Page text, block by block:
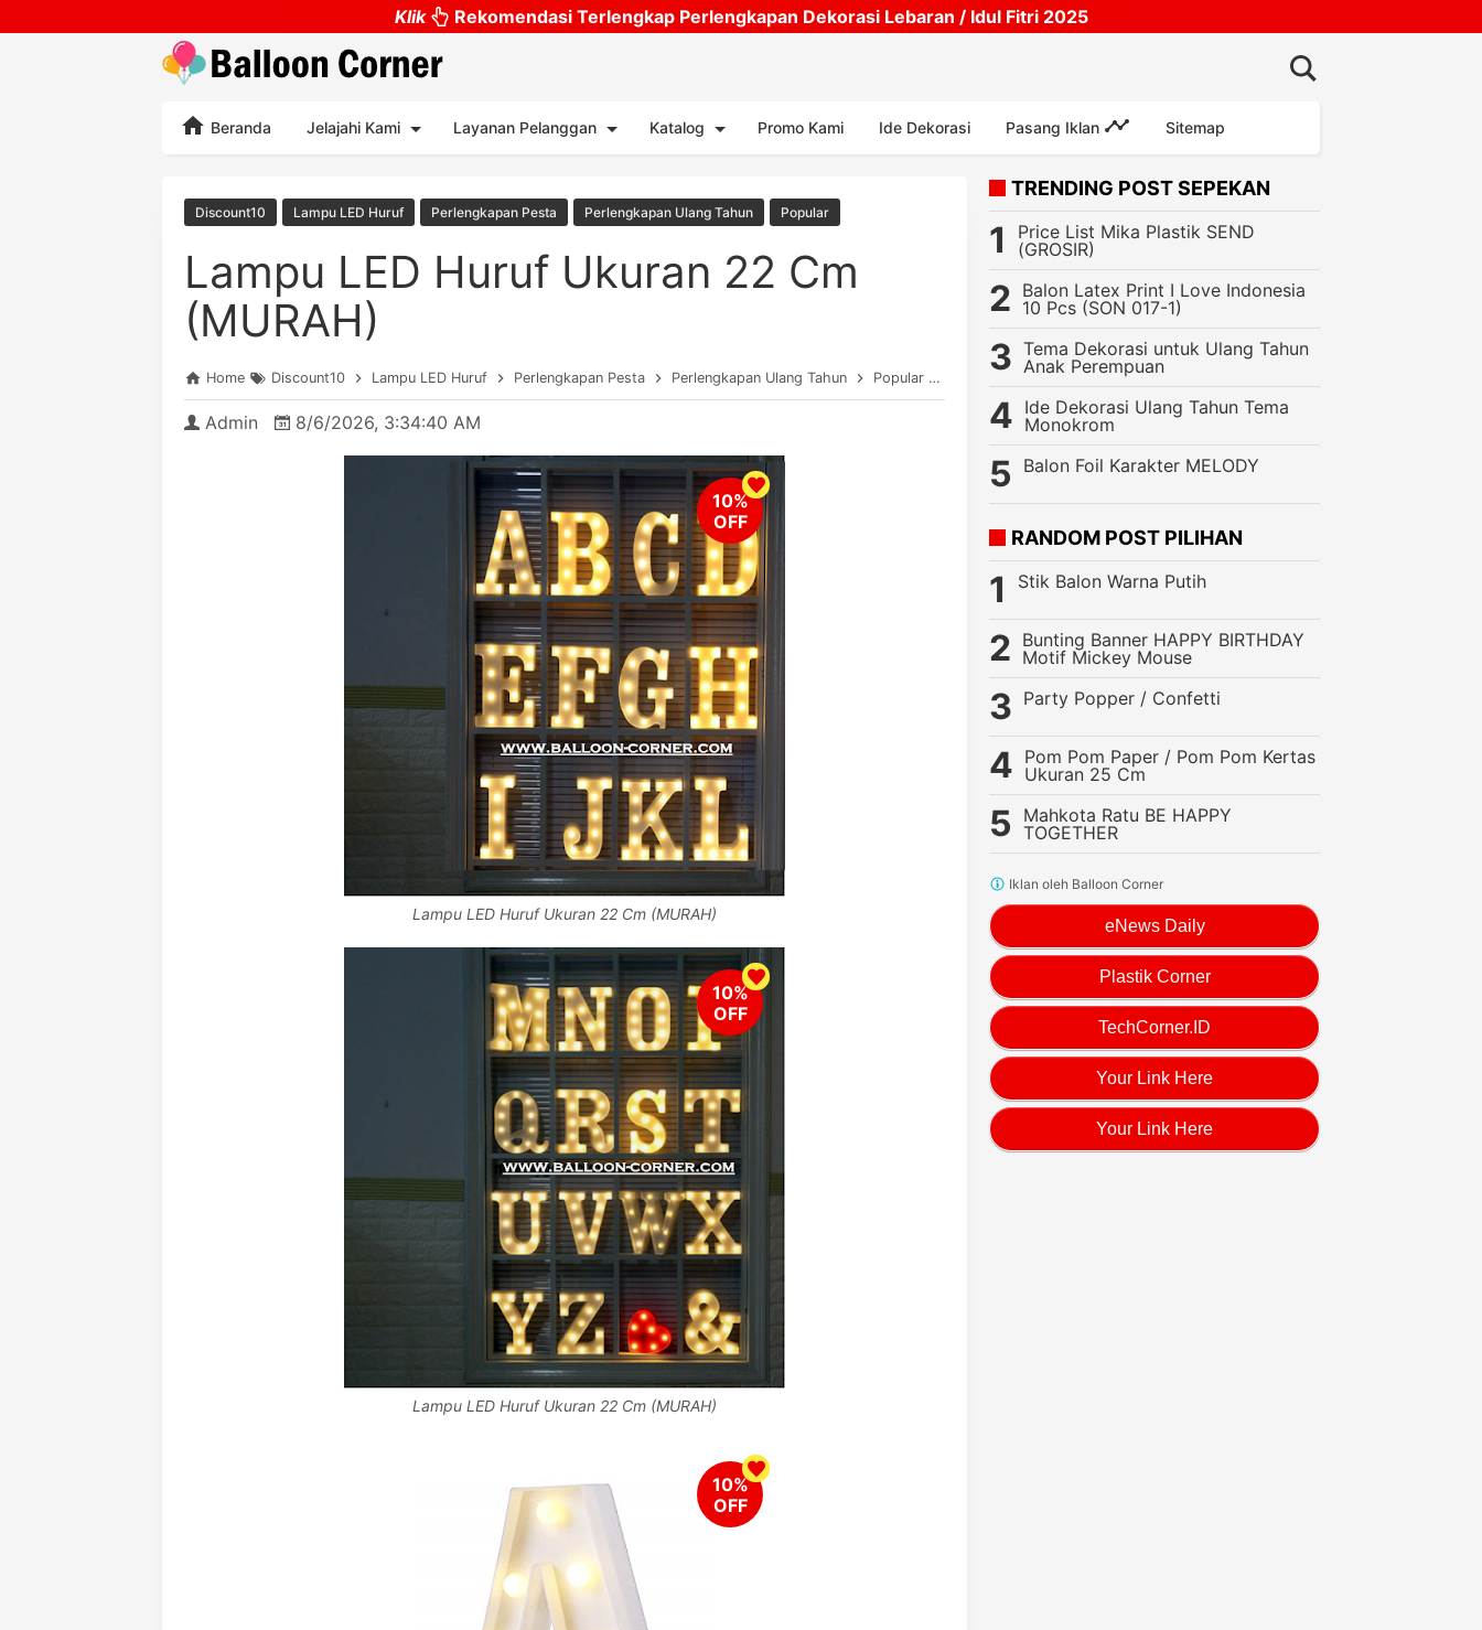
Skip to main content
Klik Rekomendasi Terlengkap Perlengkapan Dekorasi Lebaran / Idul Fitri 2025
Beranda Jelajahi Kami Layanan Pelanggan Katalog Promo Kami Ide Dekorasi Pasang Iklan Sitemap
Discount10 Lampu LED Huruf Perlengkapan Pesta Perlengkapan Ulang Tahun Popular
Lampu LED Huruf Ukuran 22 Cm
(MURAH)
Home Discount10 Lampu LED Huruf Perlengkapan Pesta Perlengkapan Ulang Tahun Popular Lampu LED Huruf Ukuran 22 Cm (MURAH)
Admin 8/6/2026, 3:34:40 AM
Lampu LED Huruf Ukuran 22 Cm (MURAH)
Lampu LED Huruf Ukuran 22 Cm (MURAH)
TRENDING POST SEPEKAN
Price List Mika Plastik SEND
(GROSIR)
Balon Latex Print I Love Indonesia
10 Pcs (SON 017-1)
Tema Dekorasi untuk Ulang Tahun
Anak Perempuan
Ide Dekorasi Ulang Tahun Tema
Monokrom
Balon Foil Karakter MELODY
RANDOM POST PILIHAN
Stik Balon Warna Putih
Bunting Banner HAPPY BIRTHDAY
Motif Mickey Mouse
Party Popper / Confetti
Pom Pom Paper / Pom Pom Kertas
Ukuran 25 Cm
Mahkota Ratu BE HAPPY
TOGETHER
eNews Daily
Plastik Corner
TechCorner.ID
Your Link Here
Your Link Here
Iklan oleh Balloon Corner